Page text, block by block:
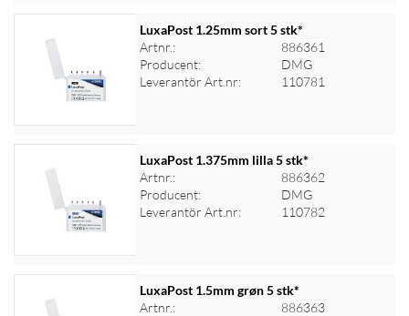
Logga in för priser
LuxaPost 1.25mm sort 5 stk*
Artnr.:
886361
Producent:
DMG
Leverantör Art.nr:
110781
Logga in för priser
LuxaPost 1.375mm lilla 5 stk*
Artnr.:
886362
Producent:
DMG
Leverantör Art.nr:
110782
LuxaPost 1.5mm grøn 5 stk*
Artnr.:
886363